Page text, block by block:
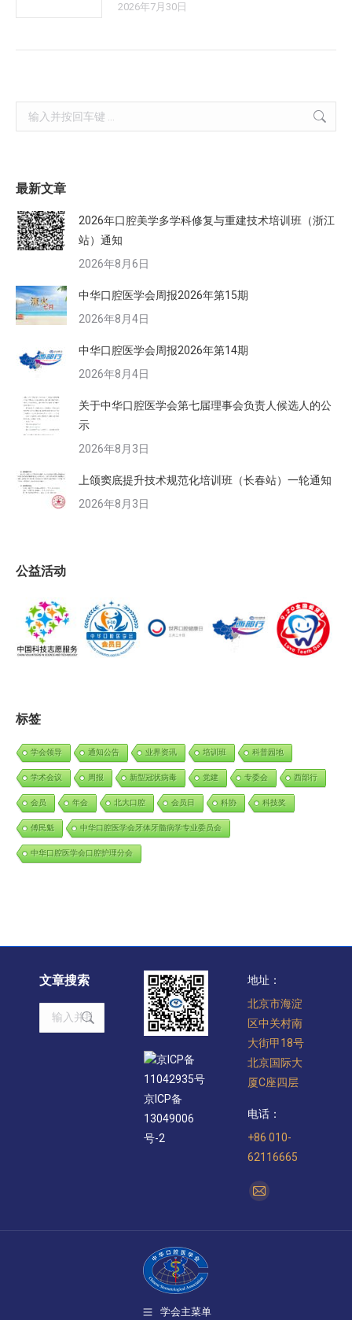
2026年7月30日
Search:
最新文章
2026年口腔美学多学科修复与重建技术培训班（浙江
站）通知
2026年8月6日
中华口腔医学会周报2026年第15期
2026年8月4日
中华口腔医学会周报2026年第14期
2026年8月4日
关于中华口腔医学会第七届理事会负责人候选人的公
示
2026年8月3日
上颌窦底提升技术规范化培训班（长春站）一轮通知
2026年8月3日
公益活动
标签
学会领导 通知公告 业界资讯 培训班 科普园地
学术会议 周报 新型冠状病毒 党建 专委会 西部行
会员 年会 北大口腔 会员日 科协 科技奖
傅民魁 中华口腔医学会牙体牙髓病学专业委员会
中华口腔医学会口腔护理分会
文章搜索
Search:
京ICP备
11042935号
京ICP备
13049006
号-2
地址：
北京市海淀
区中关村南
大街甲18号
北京国际大
厦C座四层
电话：
+86 010-
62116665
找到我们：
Mail
学会主菜单